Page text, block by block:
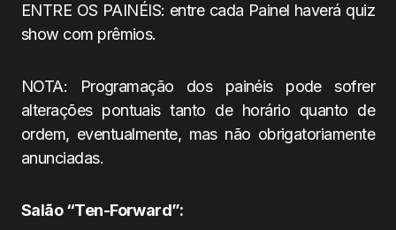
ENTRE OS PAINÉIS: entre cada Painel haverá quiz
show com prêmios.
NOTA: Programação dos painéis pode sofrer
alterações pontuais tanto de horário quanto de
ordem, eventualmente, mas não obrigatoriamente
anunciadas.
Salão “Ten-Forward”: